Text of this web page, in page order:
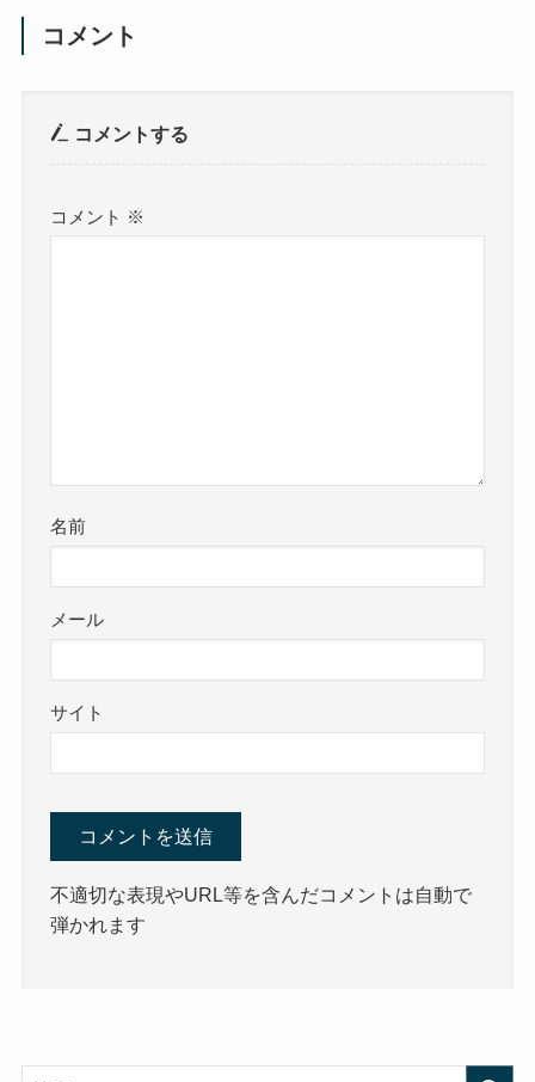
コメント
コメントする
コメント ※
名前
メール
サイト
不適切な表現やURL等を含んだコメントは自動で
弾かれます